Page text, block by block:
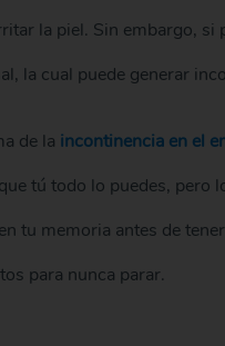
la piel. Sin embargo,
la cual puede generar
de la incontinencia en el
tú todo lo puedes,
tu memoria antes de
para nunca parar.